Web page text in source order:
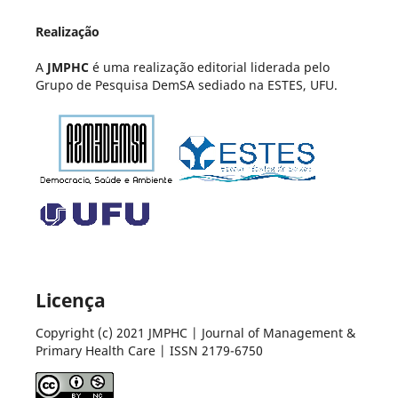
Realização
A JMPHCé uma realização editorial liderada pelo
Grupo de Pesquisa DemSA sediado na ESTES, UFU.
Licença
Copyright (c) 2021 JMPHC | Journal of Management &
Primary Health Care | ISSN 2179-6750